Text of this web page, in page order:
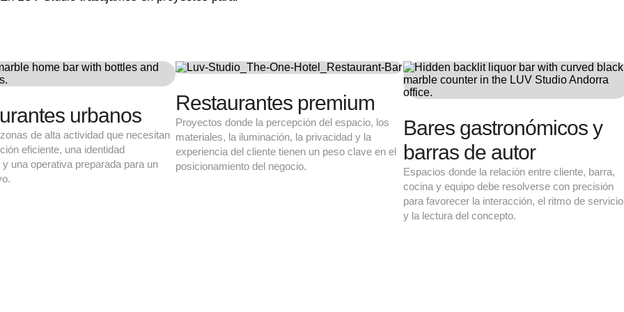
Restaurantes
gastronómicos
Espacios donde la arquitectura debe acompañar
la propuesta culinaria, reforzar el relato del chef o
Restaurantes urbanos
Locales en zonas de alta actividad que necesitan
una distribución eficiente, una identidad
reconocible y una operativa preparada para un
Restaurantes
Proyectos donde la percepción del
materiales, la iluminación, la
experiencia del cliente tienen un peso
posicionamiento del negocio.